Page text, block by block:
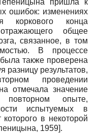
пришла к
ошибок: изменениях
коркового конца
отражающего общее
связанное, в том
В процессе
также проверена
разницу результатов,
проведении
отмечала значение
опыте,
испытуемых в
которого в некоторой
1959].